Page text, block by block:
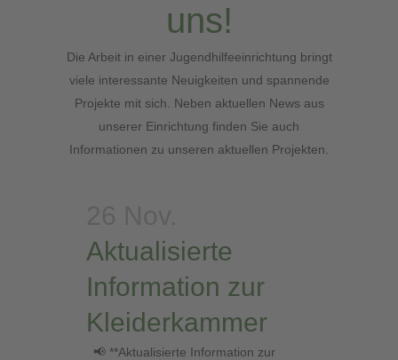
uns!
Die Arbeit in einer Jugendhilfeeinrichtung bringt
viele interessante Neuigkeiten und spannende
Projekte mit sich. Neben aktuellen News aus
unserer Einrichtung finden Sie auch
Informationen zu unseren aktuellen Projekten.
Aktualisierte
Information zur
Kleiderkammer
📢 **Aktualisierte Information zur